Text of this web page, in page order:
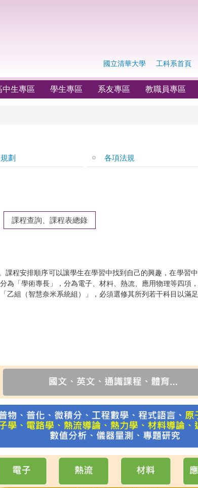
國立清華大學 工科系首頁
中生專區 學生專區 系友專區 教職員專區
劃 各項法規
課程查詢、課程表總錄
課程安排順序可以讓學生在學習中找到自己的興趣，在學習
為「學術專長」，分為電子、材料、熱流、應用物理等四項
組（智慧奈米系統組）」，必須選修其所列若干科目以滿